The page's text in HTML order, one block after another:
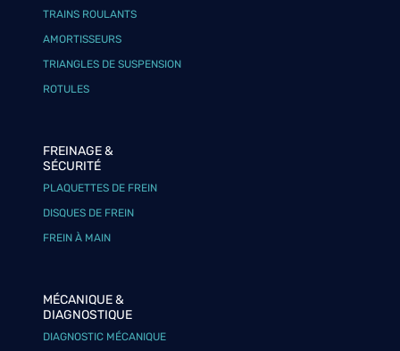
TRAINS ROULANTS
AMORTISSEURS
TRIANGLES DE SUSPENSION
ROTULES
FREINAGE &
SÉCURITÉ
PLAQUETTES DE FREIN
DISQUES DE FREIN
FREIN À MAIN
MÉCANIQUE &
DIAGNOSTIQUE
DIAGNOSTIC MÉCANIQUE